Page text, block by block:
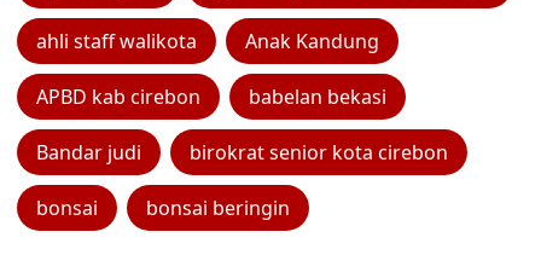
ahli staff walikota Anak Kandung
APBD kab cirebon babelan bekasi
Bandar judi birokrat senior kota cirebon
bonsai bonsai beringin